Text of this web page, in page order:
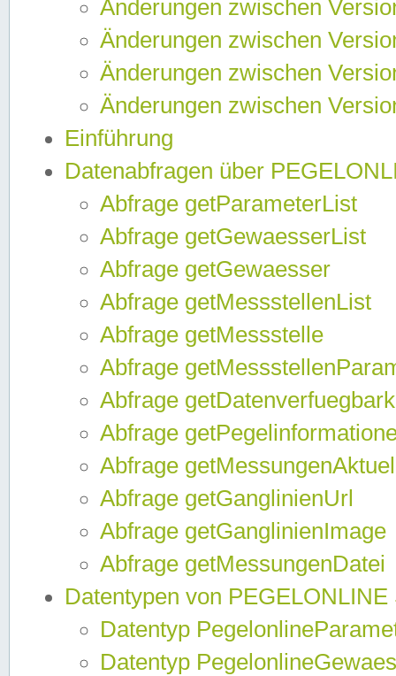
Änderungen zwischen
Änderungen zwischen
Änderungen zwischen
Änderungen zwischen
Einführung
Datenabfragen über
Abfrage getParameterList
Abfrage getGewaesserList
Abfrage getGewaesser
Abfrage getMessstellenList
Abfrage getMessstelle
Abfrage
Abfrage
Abfrage
Abfrage
Abfrage getGanglinienUrl
Abfrage getGanglinienImage
Abfrage getMessungenDatei
Datentypen von
Datentyp
Datentyp